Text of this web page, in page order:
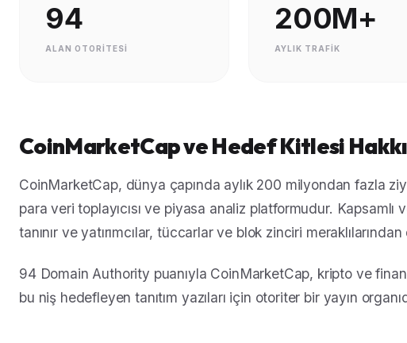
94
ALAN OTORITESI
200M+
AYLIK TRAFIK
CoinMarketCap ve Hedef Kitlesi
CoinMarketCap, dünya çapında aylık 200 milyondan fazla
para veri toplayıcısı ve piyasa analiz platformudur.
tanınır ve yatırımcılar, tüccarlar ve blok zinciri
94 Domain Authority puanıyla CoinMarketCap, kripto ve
bu niş hedefleyen tanıtım yazıları için otoriter bir yayın